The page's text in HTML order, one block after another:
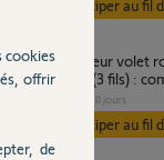
Participer au fil
moteur RTS (3 fils) :
il y a 10 jours
Participer au fil
cookies
offrir
de